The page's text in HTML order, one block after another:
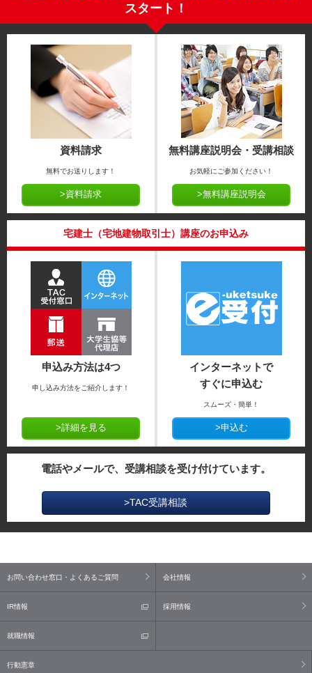
スタート！
資料請求
無料でお送りします！
>資料請求
無料講座説明会・受講相談
お気軽にご参加ください！
>無料講座説明会
宅建士（宅地建物取引士）講座のお申込み
申込み方法は4つ
申し込み方法をご紹介します！
>詳細を見る
インターネットで
すぐに申込む
スムーズ・簡単！
>申込む
電話やメールで、受講相談を受け付けています。
>TAC受講相談
お問い合わせ窓口・よくあるご質問 会社情報
IR情報 採用情報
就職情報
行動憲章